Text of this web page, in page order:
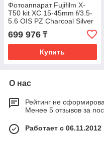
Фотоаппарат Fujifilm X-
T50 kit XC 15-45mm f/3.5-
5.6 OIS PZ Charcoal Silver
699 976 ₸
Купить
О нас
Рейтинг не
Менее 5 отзывов за
Работает с 06.11.2012